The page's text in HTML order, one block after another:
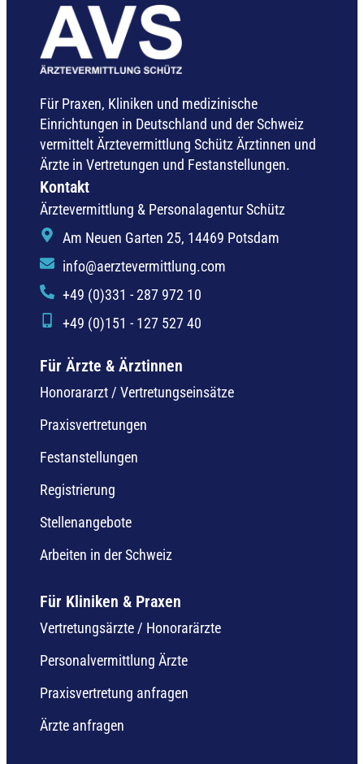
Für Praxen, Kliniken und medizinische
Einrichtungen in Deutschland und der Schweiz
vermittelt Ärztevermittlung Schütz Ärztinnen und
Ärzte in Vertretungen und Festanstellungen.
Für Ärzte & Ärztinnen
Honorararzt / Vertretungseinsätze
Praxisvertretungen
Festanstellungen
Registrierung
Stellenangebote
Arbeiten in der Schweiz
Für Kliniken & Praxen
Vertretungsärzte / Honorarärzte
Personalvermittlung Ärzte
Praxisvertretung anfragen
Ärzte anfragen
Kontakt
Ärztevermittlung & Personalagentur Schütz
Am Neuen Garten 25, 14469 Potsdam
info@aerztevermittlung.com
+49 (0)331 - 287 972 10
+49 (0)151 - 127 527 40